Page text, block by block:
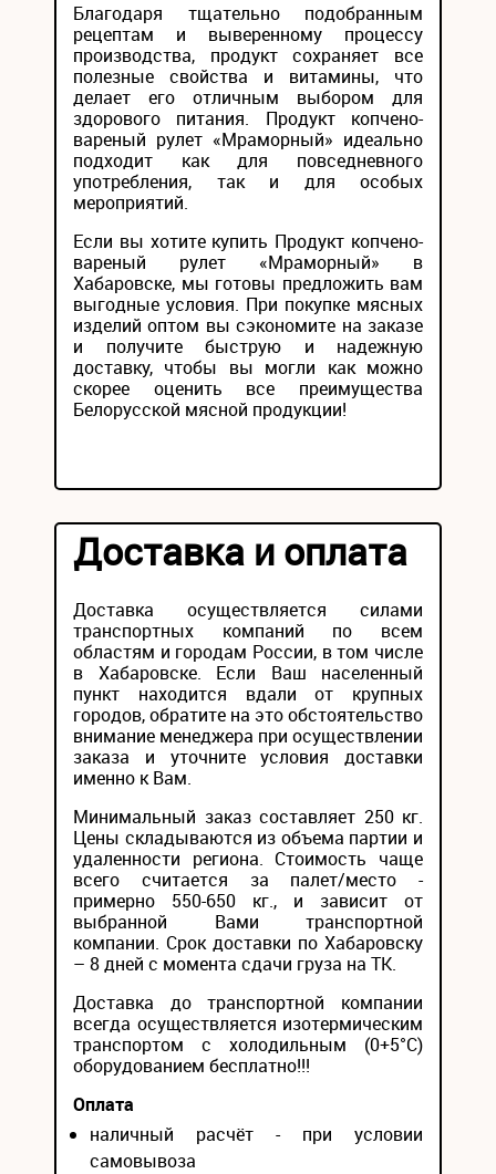
Благодаря тщательно подобранным
рецептам и выверенному процессу
производства, продукт сохраняет все
полезные свойства и витамины, что
делает его отличным выбором для
здорового питания. Продукт копчено-
вареный рулет «Мраморный» идеально
подходит как для повседневного
употребления, так и для особых
мероприятий.
Если вы хотите купить Продукт копчено-
вареный рулет «Мраморный» в
Хабаровске, мы готовы предложить вам
выгодные условия. При покупке мясных
изделий оптом вы сэкономите на заказе
и получите быструю и надежную
доставку, чтобы вы могли как можно
скорее оценить все преимущества
Белорусской мясной продукции!
Доставка и оплата
Доставка осуществляется силами
транспортных компаний по всем
областям и городам России, в том числе
в Хабаровске. Если Ваш населенный
пункт находится вдали от крупных
городов, обратите на это обстоятельство
внимание менеджера при осуществлении
заказа и уточните условия доставки
именно к Вам.
Минимальный заказ составляет 250 кг.
Цены складываются из объема партии и
удаленности региона. Стоимость чаще
всего считается за палет/место -
примерно 550-650 кг., и зависит от
выбранной Вами транспортной
компании. Срок доставки по Хабаровску
– 8 дней с момента сдачи груза на ТК.
Доставка до транспортной компании
всегда осуществляется изотермическим
транспортом с холодильным (0+5°С)
оборудованием бесплатно!!!
Оплата
наличный расчёт - при условии
самовывоза